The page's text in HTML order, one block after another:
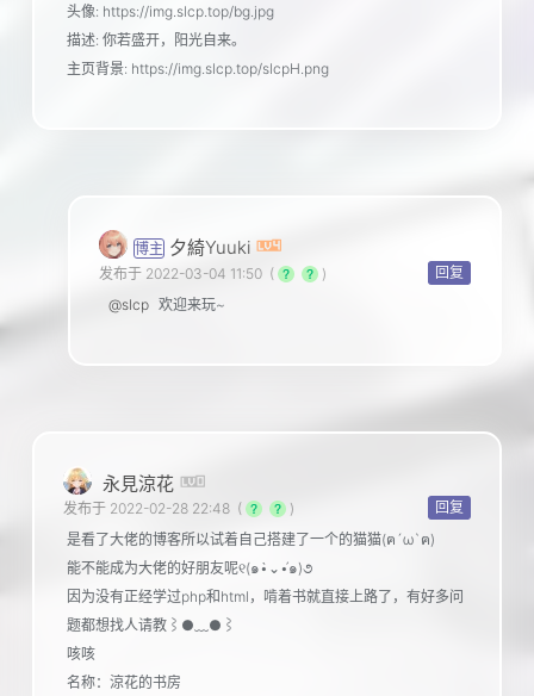
头像: https://img.slcp.top/bg.jpg
描述: 你若盛开，阳光自来。
主页背景: https://img.slcp.top/slcpH.png
博主 夕綺Yuuki
回复
发布于 2022-03-04 11:50 (
)
@slcp 欢迎来玩~
永見涼花
回复
发布于 2022-02-28 22:48 (
)
是看了大佬的博客所以试着自己搭建了一个的猫猫(ฅ´ω`ฅ)
能不能成为大佬的好朋友呢୧(๑•̀⌄•́๑)૭
因为没有正经学过php和html，啃着书就直接上路了，有好多问
题都想找人请教⌇●﹏●⌇
咳咳
名称：涼花的书房